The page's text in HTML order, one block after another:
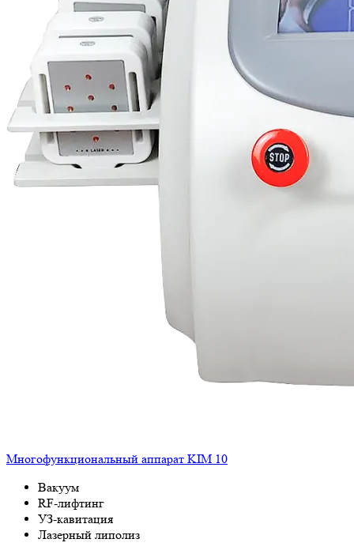
Многофункциональный аппарат KIM 10
Вакуум
RF-лифтинг
УЗ-кавитация
Лазерный липолиз